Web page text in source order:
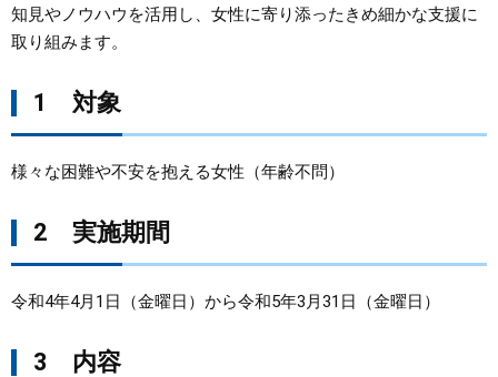
県政情報
知見やノウハウを活用し、女性に寄り添ったきめ細かな支援に
取り組みます。
1 対象
様々な困難や不安を抱える女性（年齢不問）
2 実施期間
令和4年4月1日（金曜日）から令和5年3月31日（金曜日）
3 内容